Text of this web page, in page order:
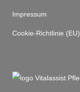
Impressum
Cookie-Richtlinie (EU)